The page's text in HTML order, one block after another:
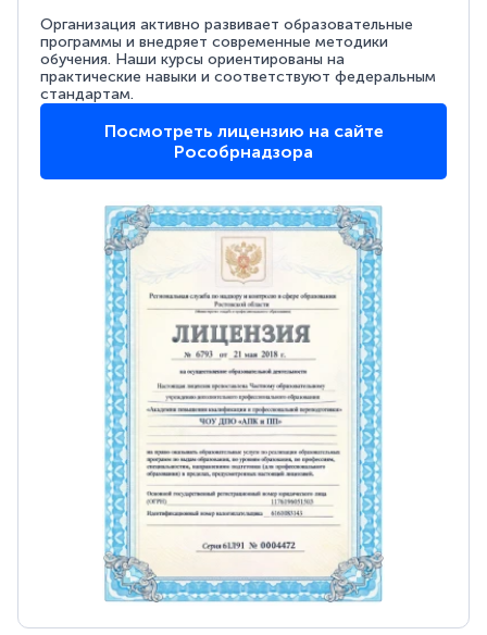
Организация активно развивает образовательные
программы и внедряет современные методики
обучения. Наши курсы ориентированы на
практические навыки и соответствуют федеральным
стандартам.
Посмотреть лицензию на сайте
Рособрнадзора